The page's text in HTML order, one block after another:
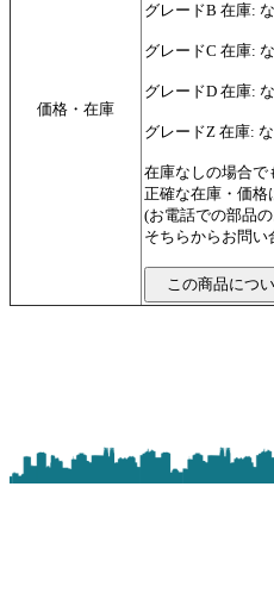
価格・在庫
グレードB 在庫:
グレードC 在庫:
グレードD 在庫:
グレードZ 在庫:
在庫なしの場合で
正確な在庫・価格
(お電話での部品
そちらからお問